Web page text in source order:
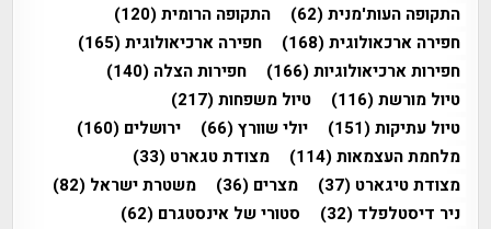
התקופה העות'מנית(62) התקופה הרומית(120)
חפירה ארכאולוגית(168) חפירה ארכיאולוגית(165)
חפירות ארכיאולוגיות(166) חפירות הצלה (140)
טיול מורשת(116) טיול משפחות(217)
טיול עתיקות(151) יולי שוורץ(66) ירושלים (160)
מלחמת העצמאות(114) מצודת טגארט (33)
מצודת טיגארט (37) מצרים (36) משטרת ישראל (82)
ניר דיסטלפלד (32) סטורי של אינסטגרם (62)